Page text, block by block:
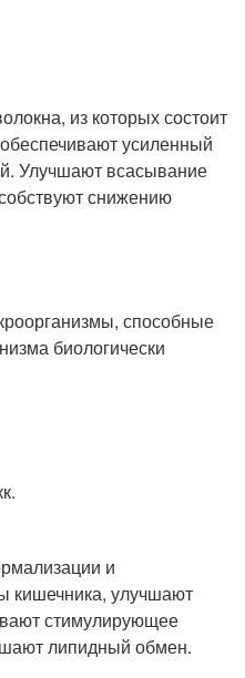
из которых состоит
усиленный
Улучшают всасывание
снижению
способные
биологически
и
кишечника, улучшают
стимулирующее
липидный обмен.